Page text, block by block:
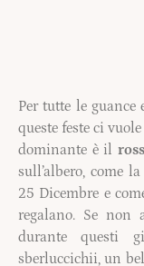
Per tutte le guance
queste feste ci
dominante è il
sull’albero, come
25 Dicembre e
regalano. Se non
durante questi
sberluccichii, un bel